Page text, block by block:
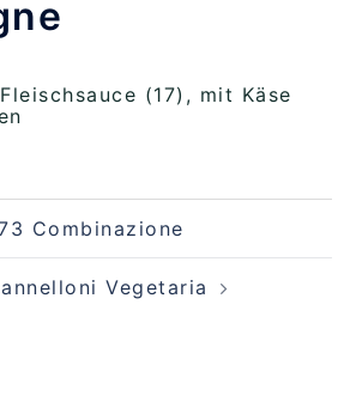
(17), mit Käse
Combinazione
Vegetaria